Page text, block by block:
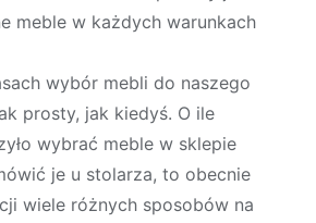
meble w każdych warunkach
wybór mebli do naszego
prosty, jak kiedyś. O ile
wybrać meble w sklepie
je u stolarza, to obecnie
wiele różnych sposobów na